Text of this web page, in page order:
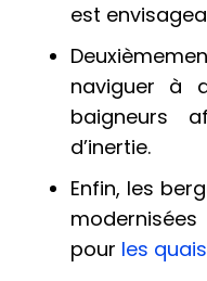
est
naviguer à
baigneurs
d’inertie.
Enfin, les
pour les